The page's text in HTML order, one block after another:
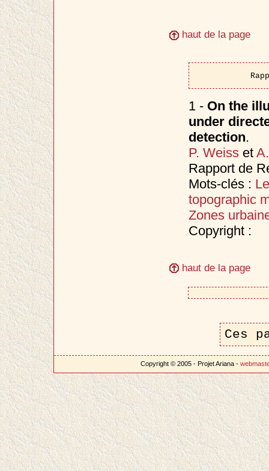
haut de la page
1 - On the
under
detection.
P. Weisset
Rapport de
Mots-clés :
topographic
Zones
Copyright :
haut de la page
Ces
Copyright © 2005 - Projet Ariana -